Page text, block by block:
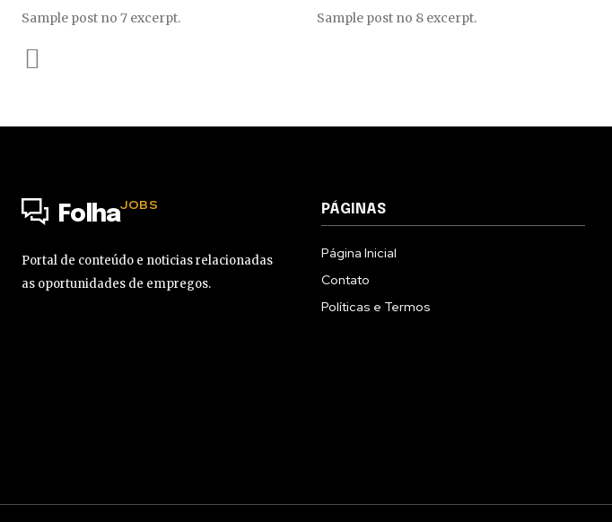
Sample post no 7 excerpt. Sample post no 8 excerpt.
FolhaJOBS
Portal de conteúdo e noticias relacionadas
as oportunidades de empregos.
PÁGINAS
Página Inicial
Contato
Políticas e Termos